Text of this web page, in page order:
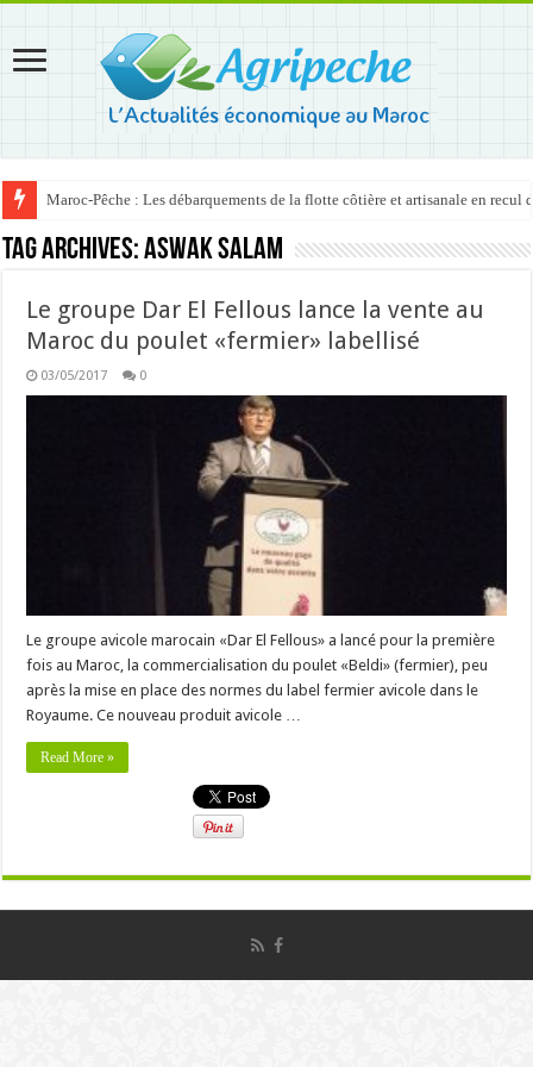
Maroc-Pêche : Les débarquements de la flotte côtière et artisanale en recul
Tag Archives:Aswak Salam
Le groupe Dar El Fellous lance la vente au
Maroc du poulet «fermier» labellisé
03/05/2017 0
Le groupe avicole marocain «Dar El Fellous» a lancé pour la première
fois au Maroc, la commercialisation du poulet «Beldi» (fermier), peu
après la mise en place des normes du label fermier avicole dans le
Royaume. Ce nouveau produit avicole …
Read More »